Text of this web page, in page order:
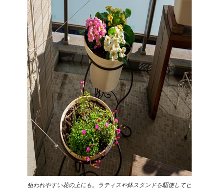
狙われやすい花の上にも。ラティスや鉢スタンドを駆使してヒ